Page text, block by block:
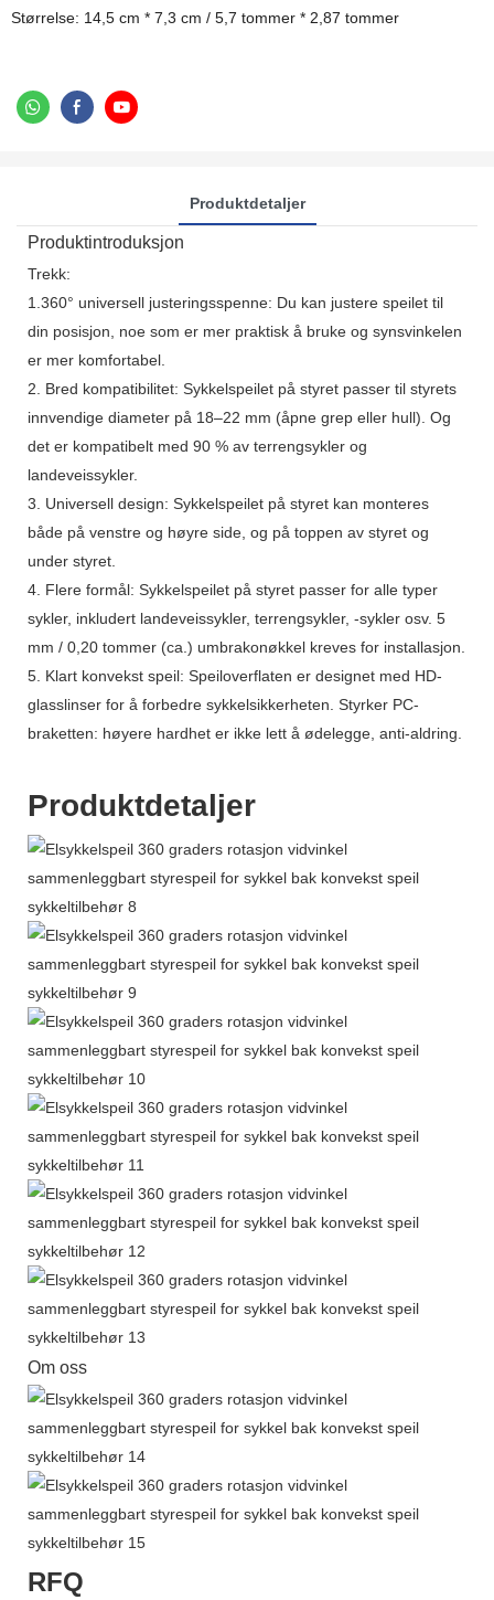
Størrelse: 14,5 cm * 7,3 cm / 5,7 tommer * 2,87 tommer
Produktdetaljer
Produktintroduksjon
Trekk:
1.360° universell justeringsspenne: Du kan justere speilet til
din posisjon, noe som er mer praktisk å bruke og synsvinkelen
er mer komfortabel.
2. Bred kompatibilitet: Sykkelspeilet på styret passer til styrets
innvendige diameter på 18–22 mm (åpne grep eller hull). Og
det er kompatibelt med 90 % av terrengsykler og
landeveissykler.
3. Universell design: Sykkelspeilet på styret kan monteres
både på venstre og høyre side, og på toppen av styret og
under styret.
4. Flere formål: Sykkelspeilet på styret passer for alle typer
sykler, inkludert landeveissykler, terrengsykler, -sykler osv. 5
mm / 0,20 tommer (ca.) umbrakonøkkel kreves for installasjon.
5. Klart konvekst speil: Speiloverflaten er designet med HD-
glasslinser for å forbedre sykkelsikkerheten. Styrker PC-
braketten: høyere hardhet er ikke lett å ødelegge, anti-aldring.
Produktdetaljer
Om oss
RFQ